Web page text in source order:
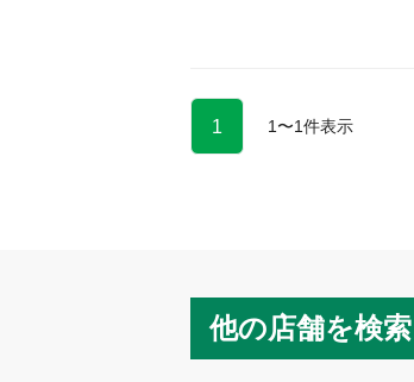
1 1〜1件表示
他の店舗を検索